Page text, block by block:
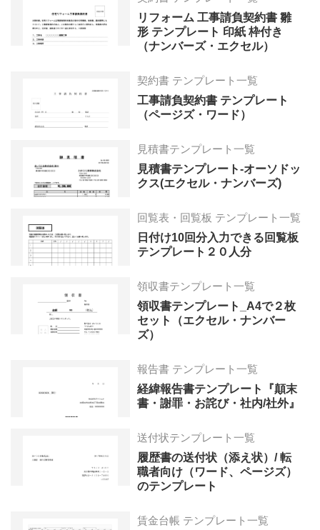
リフォーム 工事請負契約書 雛
形 テンプレート 印紙 枠付き
（ナンバーズ・エクセル）
契約書 テンプレート一覧
工事請負契約書 テンプレート
（ページズ・ワード）
見積書テンプレート一覧
見積書テンプレート-オーソドッ
クス(エクセル・ナンバーズ)
回覧表・回覧板 テンプレート一覧
日付け10回分入力できる回覧板
テンプレート２０人分
領収書テンプレート一覧
領収書テンプレート_A4で２枚
セット（エクセル・ナンバー
ズ）
報告書 テンプレート一覧
経緯報告書テンプレート『顛末
書・謝罪・お詫び・社内/社外』
送付状テンプレート一覧
履歴書の送付状（添え状）/ 転
職者向け（ワード、ページズ）
のテンプレート
賃金台帳 テンプレート一覧